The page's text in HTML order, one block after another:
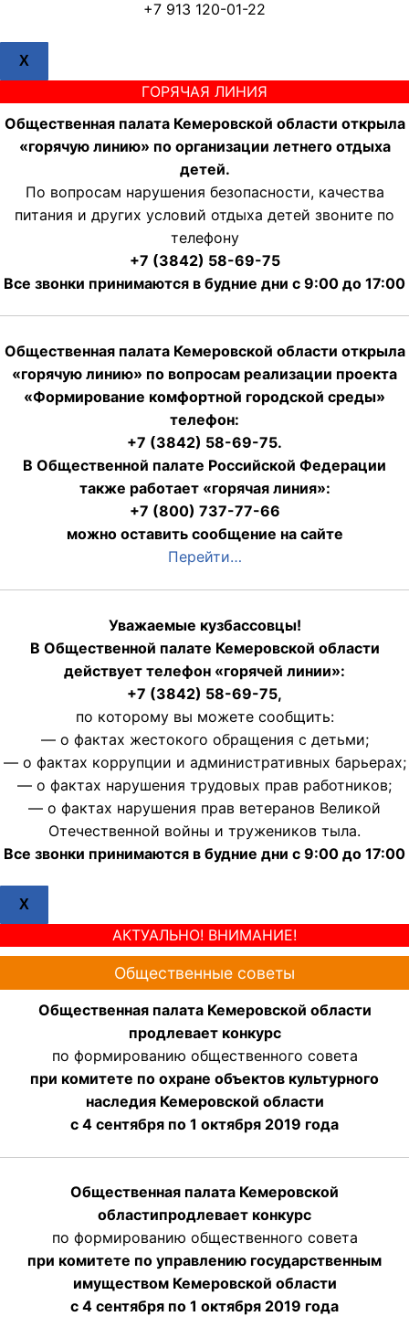
+7 913 120-01-22
X
ГОРЯЧАЯ ЛИНИЯ
Общественная палата Кемеровской области открыла
«горячую линию» по организации летнего отдыха
детей.
По вопросам нарушения безопасности, качества
питания и других условий отдыха детей звоните по
телефону
+7 (3842) 58-69-75
Все звонки принимаются в будние дни с 9:00 до 17:00
Общественная палата Кемеровской области открыла
«горячую линию» по вопросам реализации проекта
«Формирование комфортной городской среды»
телефон:
+7 (3842) 58-69-75.
В Общественной палате Российской Федерации
также работает «горячая линия»:
+7 (800) 737-77-66
можно оставить сообщение на сайте
Перейти…
Уважаемые кузбассовцы!
В Общественной палате Кемеровской области
действует телефон «горячей линии»:
+7 (3842) 58-69-75,
по которому вы можете сообщить:
— о фактах жестокого обращения с детьми;
— о фактах коррупции и административных барьерах;
— о фактах нарушения трудовых прав работников;
— о фактах нарушения прав ветеранов Великой
Отечественной войны и тружеников тыла.
Все звонки принимаются в будние дни с 9:00 до 17:00
X
АКТУАЛЬНО! ВНИМАНИЕ!
Общественные советы
Общественная палата Кемеровской области
продлевает конкурс
по формированию общественного совета
при комитете по охране объектов культурного
наследия Кемеровской области
с 4 сентября по 1 октября 2019 года
Общественная палата Кемеровской
областипродлевает конкурс
по формированию общественного совета
при комитете по управлению государственным
имуществом Кемеровской области
с 4 сентября по 1 октября 2019 года